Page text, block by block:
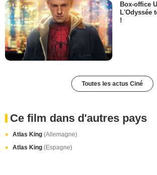
Box-office
L'Odyssée
!
Toutes les actus Ciné
Ce film dans d'autres pays
Atlas King (Allemagne)
Atlas King (Espagne)